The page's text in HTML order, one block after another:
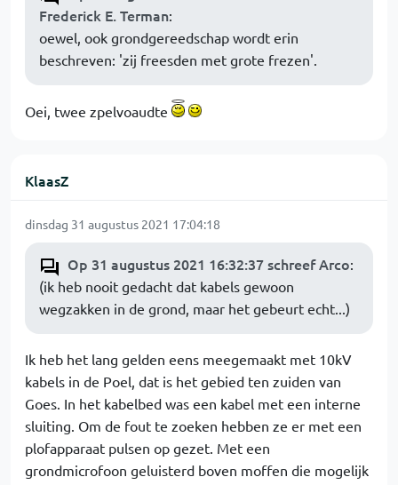
Frederick E. Terman:
oewel, ook grondgereedschap wordt erin
beschreven: 'zij freesden met grote frezen'.
Oei, twee zpelvoaudte
KlaasZ
dinsdag 31 augustus 2021 17:04:18
Op 31 augustus 2021 16:32:37 schreef Arco:
(ik heb nooit gedacht dat kabels gewoon
wegzakken in de grond, maar het gebeurt echt...)
Ik heb het lang gelden eens meegemaakt met 10kV
kabels in de Poel, dat is het gebied ten zuiden van
Goes. In het kabelbed was een kabel met een interne
sluiting. Om de fout te zoeken hebben ze er met een
plofapparaat pulsen op gezet. Met een
grondmicrofoon geluisterd boven moffen die mogelijk